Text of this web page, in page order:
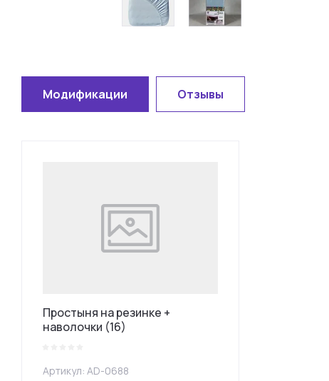
Модификации Отзывы
Простыня на резинке +
наволочки (16)
Артикул: AD-0688